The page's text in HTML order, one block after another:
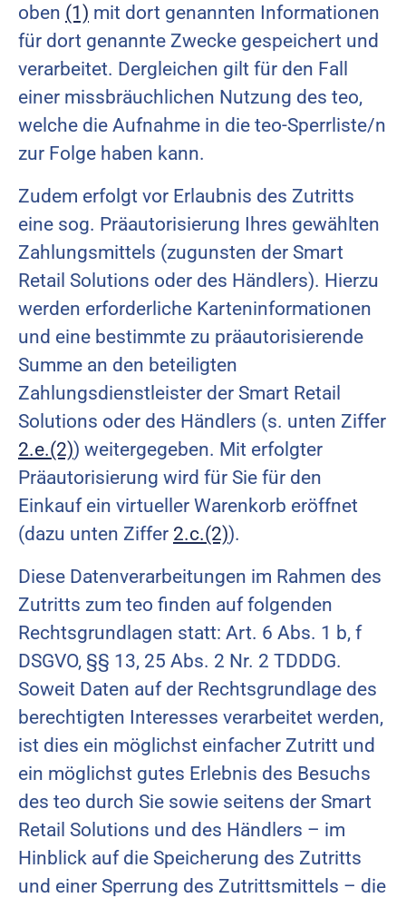
oben (1) mit dort genannten Informationen
für dort genannte Zwecke gespeichert und
verarbeitet. Dergleichen gilt für den Fall
einer missbräuchlichen Nutzung des teo,
welche die Aufnahme in die teo-Sperrliste/n
zur Folge haben kann.
Zudem erfolgt vor Erlaubnis des Zutritts
eine sog. Präautorisierung Ihres gewählten
Zahlungsmittels (zugunsten der Smart
Retail Solutions oder des Händlers). Hierzu
werden erforderliche Karteninformationen
und eine bestimmte zu präautorisierende
Summe an den beteiligten
Zahlungsdienstleister der Smart Retail
Solutions oder des Händlers (s. unten Ziffer
2.e.(2)) weitergegeben. Mit erfolgter
Präautorisierung wird für Sie für den
Einkauf ein virtueller Warenkorb eröffnet
(dazu unten Ziffer 2.c.(2)).
Diese Datenverarbeitungen im Rahmen des
Zutritts zum teo finden auf folgenden
Rechtsgrundlagen statt: Art. 6 Abs. 1 b, f
DSGVO, §§ 13, 25 Abs. 2 Nr. 2 TDDDG.
Soweit Daten auf der Rechtsgrundlage des
berechtigten Interesses verarbeitet werden,
ist dies ein möglichst einfacher Zutritt und
ein möglichst gutes Erlebnis des Besuchs
des teo durch Sie sowie seitens der Smart
Retail Solutions und des Händlers – im
Hinblick auf die Speicherung des Zutritts
und einer Sperrung des Zutrittsmittels – die